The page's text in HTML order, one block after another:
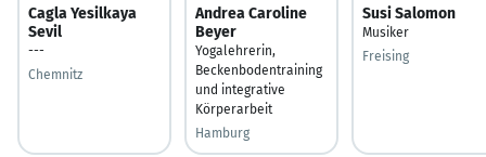
Cagla Yesilkaya
Sevil
---
Chemnitz
Andrea Caroline
Beyer
Yogalehrerin,
Beckenbodentraining
und integrative
Körperarbeit
Hamburg
Susi Salomon
Musiker
Freising